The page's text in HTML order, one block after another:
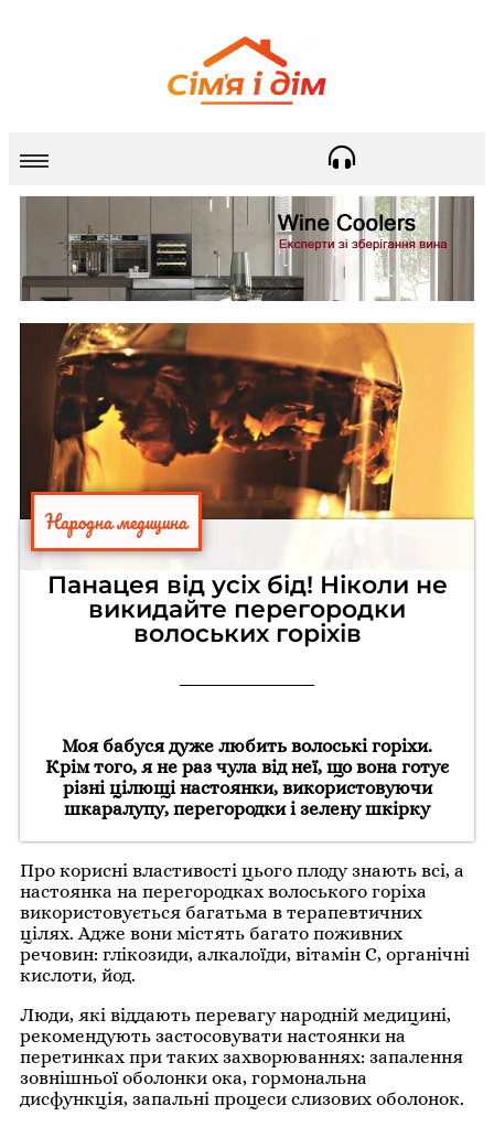
Народна медицина
Панацея від усіх бід! Ніколи не
викидайте перегородки
волоських горіхів
Моя бабуся дуже любить волоські горіхи.
Крім того, я не раз чула від неї, що вона готує
різні цілющі настоянки, використовуючи
шкаралупу, перегородки і зелену шкірку
Про корисні властивості цього плоду знають всі, а
настоянка на перегородках волоського горіха
використовується багатьма в терапевтичних
цілях. Адже вони містять багато поживних
речовин: глікозиди, алкалоїди, вітамін С, органічні
кислоти, йод.
Люди, які віддають перевагу народній медицині,
рекомендують застосовувати настоянки на
перетинках при таких захворюваннях: запалення
зовнішньої оболонки ока, гормональна
дисфункція, запальні процеси слизових оболонок.